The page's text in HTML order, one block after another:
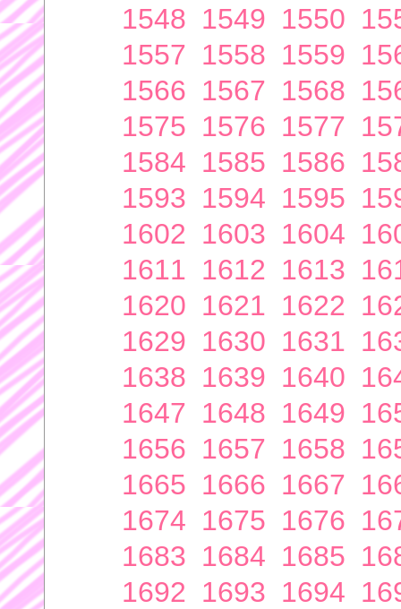
1548 1549 1550
1557 1558 1559
1566 1567 1568
1575 1576 1577
1584 1585 1586
1593 1594 1595
1602 1603 1604
1611 1612 1613
1620 1621 1622
1629 1630 1631
1638 1639 1640
1647 1648 1649
1656 1657 1658
1665 1666 1667
1674 1675 1676
1683 1684 1685
1692 1693 1694